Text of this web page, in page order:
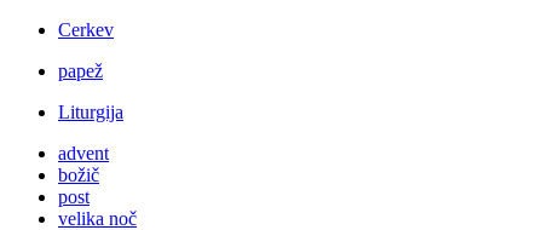
Cerkev
papež
Liturgija
advent
božič
post
velika noč